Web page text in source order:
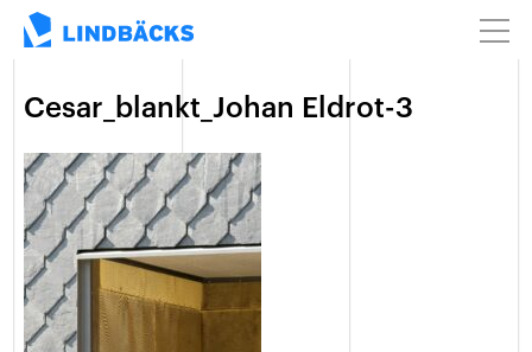
Cesar_blankt_Johan Eldrot-3